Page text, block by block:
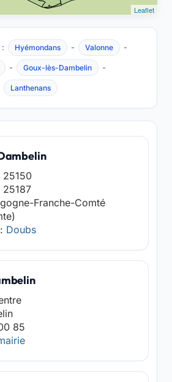
Leaflet
Hyémondans - Valonne -
- Goux-lès-Dambelin -
Lanthenans
25150
25187
Franche-Comté
Doubs
85